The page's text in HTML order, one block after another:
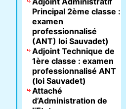
Principal 2ème classe :
examen
professionnalisé
(ANT) loi Sauvadet)
Adjoint Technique de
1ère classe : examen
professionnalisé ANT
(loi Sauvadet)
Attaché
d’Administration de